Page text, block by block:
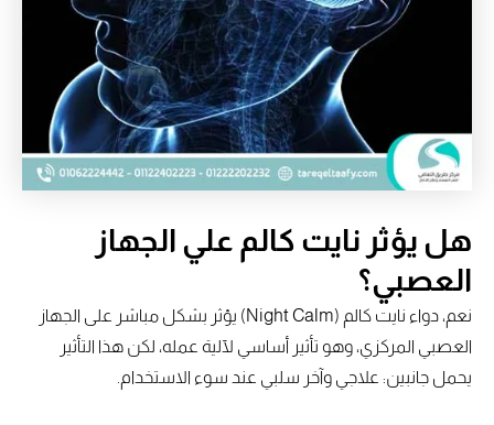
هل يؤثر نايت كالم علي الجهاز
العصبي؟
نعم، دواء نايت كالم (Night Calm) يؤثر بشكل مباشر على الجهاز
العصبي المركزي، وهو تأثير أساسي لآلية عمله، لكن هذا التأثير
يحمل جانبين: علاجي وآخر سلبي عند سوء الاستخدام.